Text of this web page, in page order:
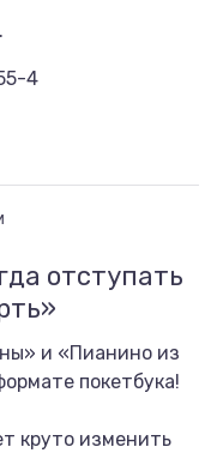
4
отступать
и «Пианино из
покетбука!
круто изменить